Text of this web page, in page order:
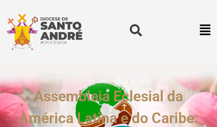
Assembleia Eclesial da
América Latina e do Caribe: